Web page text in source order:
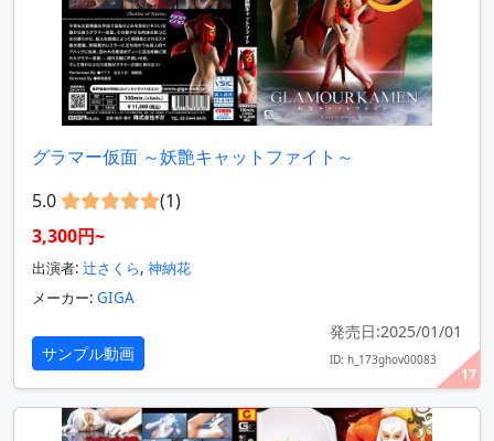
17
グラマー仮面 ～妖艶キャットファイト～
5.0
(1)
3,300円~
出演者: 辻さくら, 神納花
メーカー: GIGA
サンプル動画
発売日:2025/01/01
ID: h_173ghov00083